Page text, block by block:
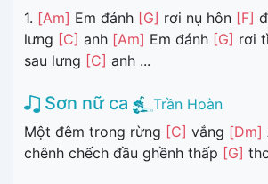
1. [Am] Em đánh [G] rơi nụ hôn [F]
lưng [C] anh [Am] Em đánh [G] rơi
sau lưng [C] anh ...
Sơn nữ ca
Trần Hoàn
Một đêm trong rừng [C] vắng [Dm]
chênh chếch đầu ghềnh thấp [G]